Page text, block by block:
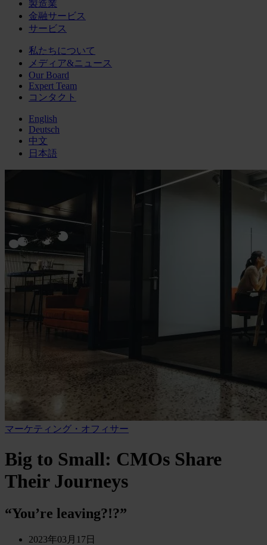
製造業
金融サービス
サービス
私たちについて
メディア&ニュース
Our Board
Expert Team
コンタクト
English
Deutsch
中文
日本語
マーケティング・オフィサー
Big to Small: CMOs Share
Their Journeys
“You’re leaving?!?”
2023年03月17日